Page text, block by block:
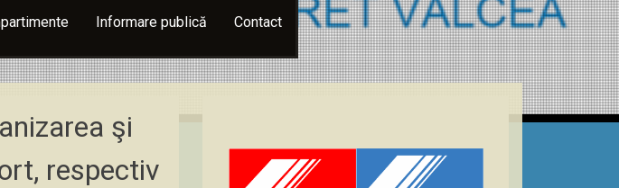
Informare publică Contact
şi
respectiv